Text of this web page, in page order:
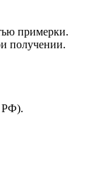
примерки.
получении.
РФ).